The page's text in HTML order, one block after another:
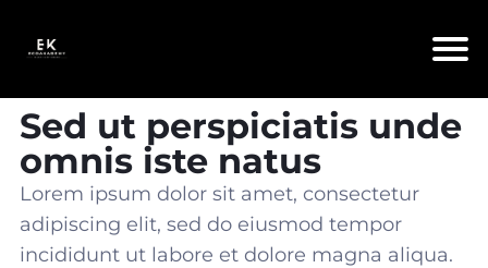
Sed ut perspiciatis unde
omnis iste natus
Lorem ipsum dolor sit amet, consectetur
adipiscing elit, sed do eiusmod tempor
incididunt ut labore et dolore magna aliqua.